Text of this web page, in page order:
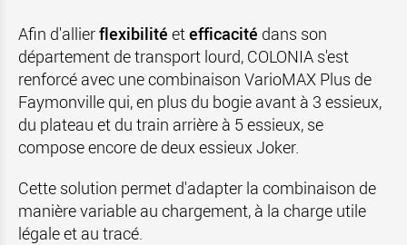
Afin d'allierflexibilité etefficacité dans son
département de transport lourd, COLONIA s'est
renforcé avec une combinaison VarioMAX Plus de
Faymonville qui, en plus du bogie avant à 3 essieux,
du plateau et du train arrière à 5 essieux, se
compose encore de deux essieux Joker.
Cette solution permet d'adapter la combinaison de
manière variable au chargement, à la charge utile
légale et au tracé.